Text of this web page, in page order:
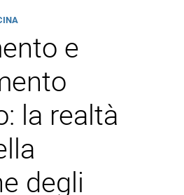
e
la realtà
degli